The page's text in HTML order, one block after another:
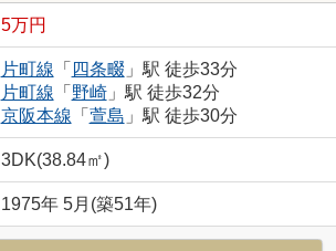
5万円
片町線 「 四条畷」駅 徒歩33分
片町線 「 野崎」駅 徒歩32分
京阪本線 「 萱島 」駅 徒歩30分
3DK(38.84㎡)
1975年 5月(築51年)